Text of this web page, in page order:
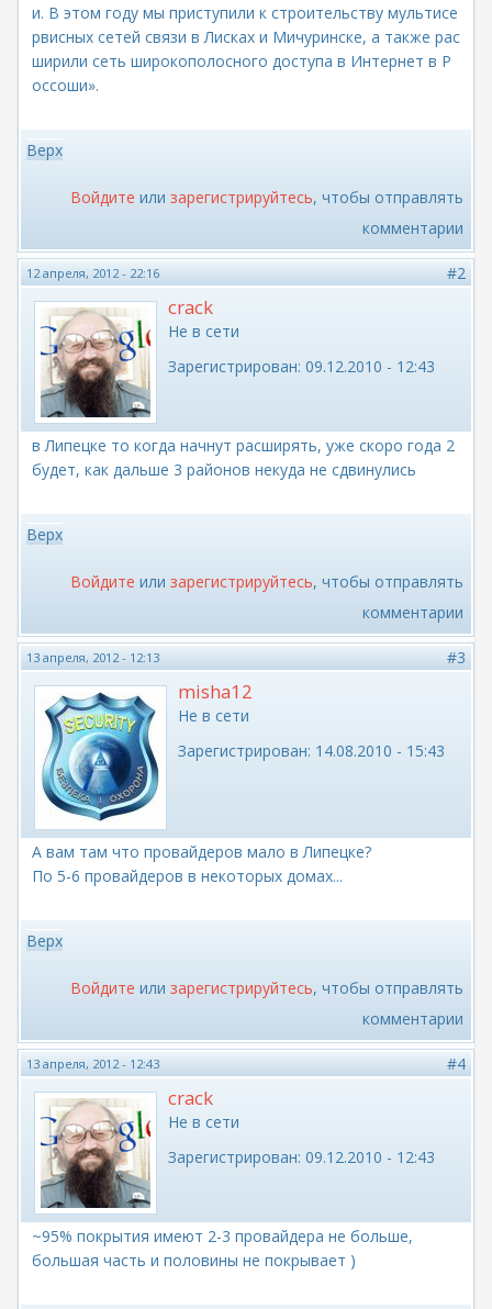
и. В этом году мы приступили к строительству мультисе
рвисных сетей связи в Лисках и Мичуринске, а также рас
ширили сеть широкополосного доступа в Интернет в Р
оссоши».
Верх
Войдите или зарегистрируйтесь, чтобы отправлять
комментарии
12 апреля, 2012 - 22:16 #2
crack
Не в сети
Зарегистрирован: 09.12.2010 - 12:43
в Липецке то когда начнут расширять, уже скоро года 2
будет, как дальше 3 районов некуда не сдвинулись
Верх
Войдите или зарегистрируйтесь, чтобы отправлять
комментарии
13 апреля, 2012 - 12:13 #3
misha12
Не в сети
Зарегистрирован: 14.08.2010 - 15:43
А вам там что провайдеров мало в Липецке?
По 5-6 провайдеров в некоторых домах...
Верх
Войдите или зарегистрируйтесь, чтобы отправлять
комментарии
13 апреля, 2012 - 12:43 #4
crack
Не в сети
Зарегистрирован: 09.12.2010 - 12:43
~95% покрытия имеют 2-3 провайдера не больше,
большая часть и половины не покрывает )